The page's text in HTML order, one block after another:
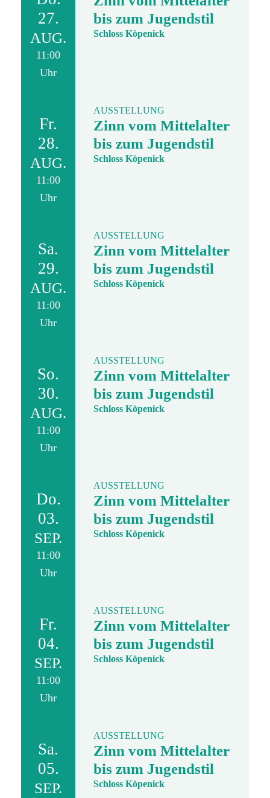
27.
AUG.
11:00
Uhr
bis zum Jugendstil
Schloss Köpenick
Fr.
28.
AUG.
11:00
Uhr
AUSSTELLUNG
Zinn vom Mittelalter
bis zum Jugendstil
Schloss Köpenick
Sa.
29.
AUG.
11:00
Uhr
AUSSTELLUNG
Zinn vom Mittelalter
bis zum Jugendstil
Schloss Köpenick
So.
30.
AUG.
11:00
Uhr
AUSSTELLUNG
Zinn vom Mittelalter
bis zum Jugendstil
Schloss Köpenick
Do.
03.
SEP.
11:00
Uhr
AUSSTELLUNG
Zinn vom Mittelalter
bis zum Jugendstil
Schloss Köpenick
Fr.
04.
SEP.
11:00
Uhr
AUSSTELLUNG
Zinn vom Mittelalter
bis zum Jugendstil
Schloss Köpenick
Sa.
05.
SEP.
AUSSTELLUNG
Zinn vom Mittelalter
bis zum Jugendstil
Schloss Köpenick